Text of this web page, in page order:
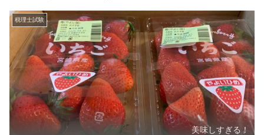
税理士試験
美味しすぎる！